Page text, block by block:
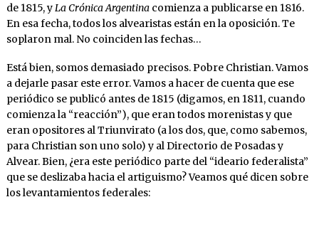
de 1815, yLa Crónica Argentinacomienza a publicarse en 1816.
En esa fecha, todos los alvearistas están en la oposición. Te
soplaron mal. No coinciden las fechas…
Está bien, somos demasiado precisos. Pobre Christian. Vamos
a dejarle pasar este error. Vamos a hacer de cuenta que ese
periódico se publicó antes de 1815 (digamos, en 1811, cuando
comienza la “reacción”), que eran todos morenistas y que
eran opositores al Triunvirato (a los dos, que, como sabemos,
para Christian son uno solo) y al Directorio de Posadas y
Alvear. Bien, ¿era este periódico parte del “ideario federalista”
que se deslizaba hacia el artiguismo? Veamos qué dicen sobre
los levantamientos federales: